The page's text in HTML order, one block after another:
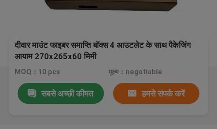
दीवार माउंट फाइबर समाप्ति बॉक्स 4 आउटलेट के साथ पैकेजिंग
आयाम 270x265x60 मिमी
MOQ：10 pcs मूल्य：negotiable
सबसे अच्छी कीमत हमसे संपर्क करें